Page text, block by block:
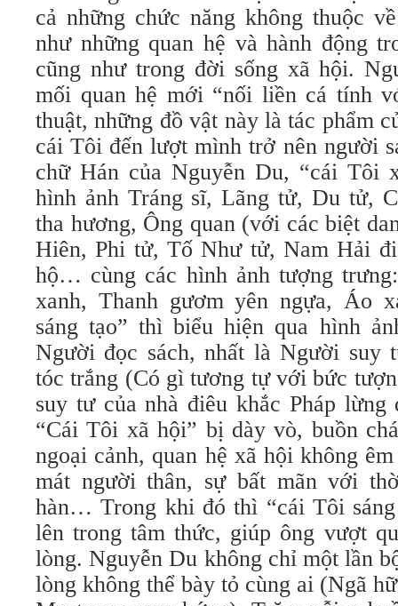
cả những chức năng không thuộc
như những quan hệ và hành động
cũng như trong đời sống xã hội.
mối quan hệ mới “nối liền cá tính
thuật, những đồ vật này là tác phẩm
cái Tôi đến lượt mình trở nên người
chữ Hán của Nguyễn Du, “cái Tôi
hình ảnh Tráng sĩ, Lãng tử, Du tử,
tha hương, Ông quan (với các biệt
Hiên, Phi tử, Tố Như tử, Nam Hải
hộ… cùng các hình ảnh tượng
xanh, Thanh gươm yên ngựa, Áo
sáng tạo” thì biểu hiện qua hình
Người đọc sách, nhất là Người suy
tóc trắng (Có gì tương tự với bức
suy tư của nhà điêu khắc Pháp lừng
“Cái Tôi xã hội” bị dày vò, buồn
ngoại cảnh, quan hệ xã hội không
mát người thân, sự bất mãn với
hàn… Trong khi đó thì “cái Tôi
lên trong tâm thức, giúp ông vượt
lòng. Nguyễn Du không chỉ một lần
lòng không thể bày tỏ cùng ai (Ngã